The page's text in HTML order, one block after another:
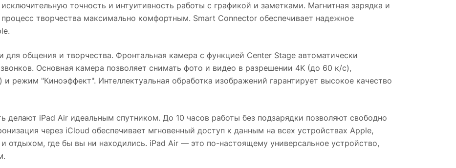
точность и интуитивность работы с графикой и заметками. Магнитная зарядка и
творчества максимально комфортным. Smart Connector обеспечивает надежное
общения и творчества. Фронтальная камера с функцией Center Stage автоматически
Основная камера позволяет снимать фото и видео в разрешении 4K (до 60 к/с),
режим "Киноэффект". Интеллектуальная обработка изображений гарантирует высокое качество
делают iPad Air идеальным спутником. До 10 часов работы без подзарядки позволяют свободно
через iCloud обеспечивает мгновенный доступ к данным на всех устройствах Apple,
отдыхом, где бы вы ни находились. iPad Air — это по-настоящему универсальное устройство,